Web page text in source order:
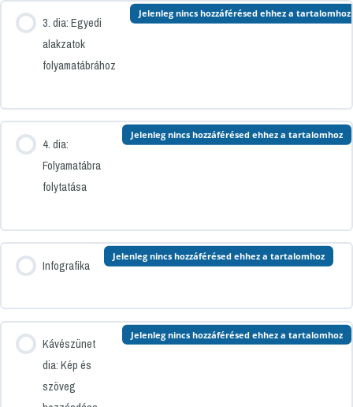
3. dia: Egyedi
alakzatok
folyamatábrához
Jelenleg nincs hozzáférésed ehhez a tartalomhoz
4. dia:
Folyamatábra
folytatása
Jelenleg nincs hozzáférésed ehhez a tartalomhoz
Infografika
Jelenleg nincs hozzáférésed ehhez a tartalomhoz
Kávészünet
dia: Kép és
szöveg
Jelenleg nincs hozzáférésed ehhez a tartalomhoz